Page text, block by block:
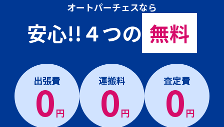
オートパーチェスなら
安心!!４つの 無料
出張費
0円
運搬料
0円
査定費
0円